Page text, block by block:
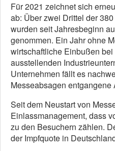
Für 2021 zeichnet sich
ab: Über zwei Drittel der
wurden seit Jahresbeginn
genommen. Ein Jahr ohne
wirtschaftliche Einbußen
ausstellenden
Unternehmen fällt es
Messeabsagen
Seit dem Neustart von
Einlassmanagement, dass
zu den Besuchern zählen.
der Impfquote in